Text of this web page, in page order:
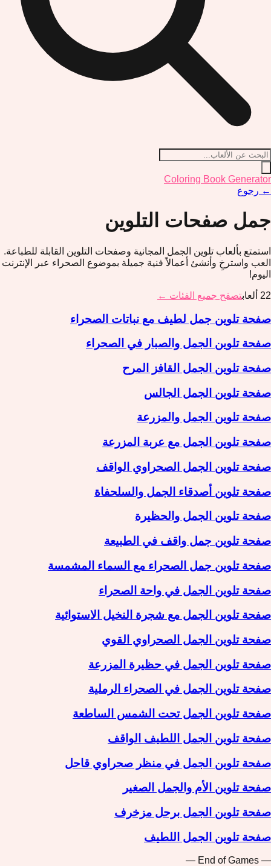
Coloring Book Generator
← رجوع
جمل صفحات التلوين
استمتع بألعاب تلوين الجمل المجانية وصفحات التلوين القابلة للطباعة.
العب واسترخِ وأنشئ أعمالاً فنية جميلة بموضوع الصحراء عبر الإنترنت
اليوم!
22 ألعابتصفح جميع الفئات ←
صفحة تلوين جمل لطيف مع نباتات الصحراء
صفحة تلوين الجمل والصبار في الصحراء
صفحة تلوين الجمل القافز المرح
صفحة تلوين الجمل الجالس
صفحة تلوين الجمل والمزرعة
صفحة تلوين الجمل مع عربة المزرعة
صفحة تلوين الجمل الصحراوي الواقف
صفحة تلوين أصدقاء الجمل والسلحفاة
صفحة تلوين الجمل والحظيرة
صفحة تلوين جمل واقف في الطبيعة
صفحة تلوين جمل الصحراء مع السماء المشمسة
صفحة تلوين الجمل في واحة الصحراء
صفحة تلوين الجمل مع شجرة النخيل الاستوائية
صفحة تلوين الجمل الصحراوي القوي
صفحة تلوين الجمل في حظيرة المزرعة
صفحة تلوين الجمل في الصحراء الرملية
صفحة تلوين الجمل تحت الشمس الساطعة
صفحة تلوين الجمل اللطيف الواقف
صفحة تلوين الجمل في منظر صحراوي قاحل
صفحة تلوين الأم والجمل الصغير
صفحة تلوين الجمل برحل مزخرف
صفحة تلوين الجمل اللطيف
— End of Games —